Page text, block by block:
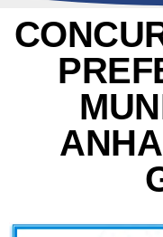
A Fundação
Projetos
Concursos e
Contato